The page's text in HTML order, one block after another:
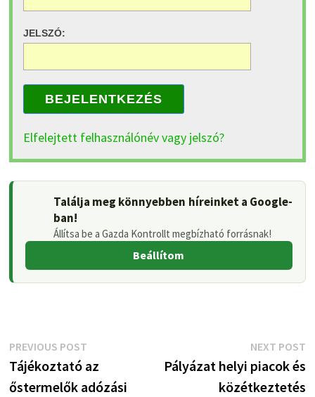
JELSZÓ:
BEJELENTKEZÉS
Elfelejtett felhasználónév vagy jelszó?
Találja meg könnyebben híreinket a Google-
ban!
Állítsa be a Gazda Kontrollt megbízható forrásnak!
Beállítom
Bejegyzés
navigáció
PREVIOUS POSTPrevious
post:
Tájékoztató az
őstermelők adózási
NEXT POST
Pályázat helyi piacok és
közétkeztetés